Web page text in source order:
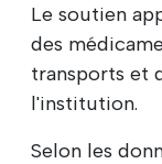
Le soutien
des
transports et
l'institution.
Selon les